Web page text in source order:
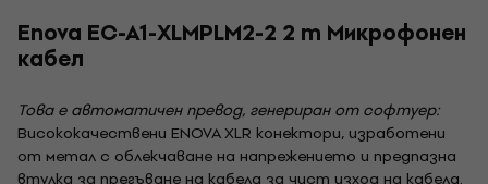
Enova EC-A1-XLMPLM2-2 2 m Микрофонен
кабел
Това е автоматичен превод, генериран от софтуер:
Висококачествени ENOVA XLR конектори, изработени
от метал с облекчаване на напрежението и предпазна
втулка за прегъване на кабела за чист изход на кабела.